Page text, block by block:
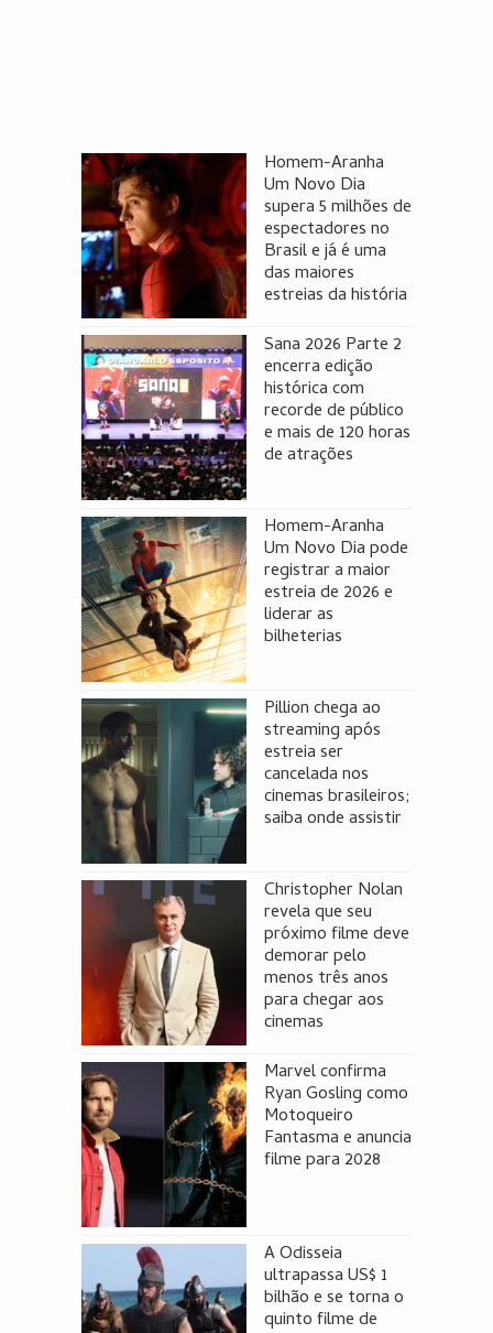
Homem-Aranha
Um Novo Dia
supera 5 milhões de
espectadores no
Brasil e já é uma
das maiores
estreias da história
Sana 2026 Parte 2
encerra edição
histórica com
recorde de público
e mais de 120 horas
de atrações
Homem-Aranha
Um Novo Dia pode
registrar a maior
estreia de 2026 e
liderar as
bilheterias
Pillion chega ao
streaming após
estreia ser
cancelada nos
cinemas brasileiros;
saiba onde assistir
Christopher Nolan
revela que seu
próximo filme deve
demorar pelo
menos três anos
para chegar aos
cinemas
Marvel confirma
Ryan Gosling como
Motoqueiro
Fantasma e anuncia
filme para 2028
A Odisseia
ultrapassa US$ 1
bilhão e se torna o
quinto filme de